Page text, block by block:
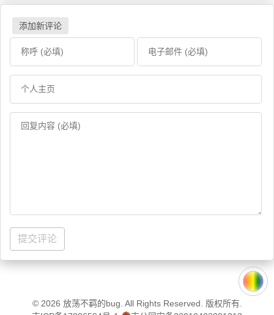
添加新评论
提交评论
© 2026 放荡不羁的bug . All Rights Reserved. 版权所有.